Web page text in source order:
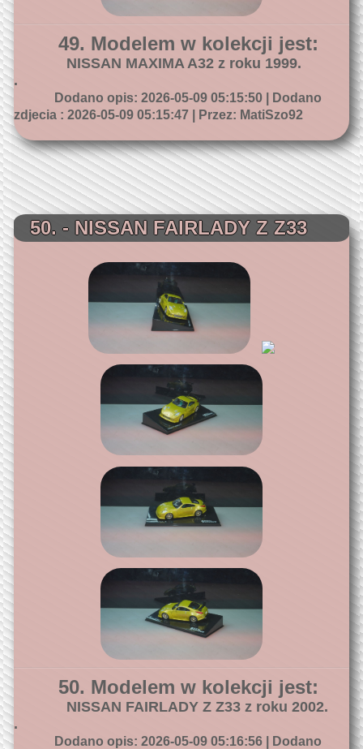
49. Modelem w kolekcji jest:
NISSAN MAXIMA A32 z roku 1999.
.
Dodano opis: 2026-05-09 05:15:50 | Dodano
zdjecia : 2026-05-09 05:15:47 | Przez: MatiSzo92
50. - NISSAN FAIRLADY Z Z33
50. Modelem w kolekcji jest:
NISSAN FAIRLADY Z Z33 z roku 2002.
.
Dodano opis: 2026-05-09 05:16:56 | Dodano